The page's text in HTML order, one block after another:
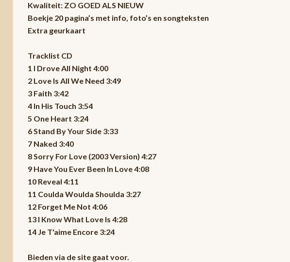
Kwaliteit: ZO GOED ALS NIEUW
Boekje 20 pagina’s met info, foto’s en songteksten
Extra geurkaart
Tracklist CD
1 I Drove All Night 4:00
2 Love Is All We Need 3:49
3 Faith 3:42
4 In His Touch 3:54
5 One Heart 3:24
6 Stand By Your Side 3:33
7 Naked 3:40
8 Sorry For Love (2003 Version) 4:27
9 Have You Ever Been In Love 4:08
10 Reveal 4:11
11 Coulda Woulda Shoulda 3:27
12 Forget Me Not 4:06
13 I Know What Love Is 4:28
14 Je T'aime Encore 3:24
Bieden via de site gaat voor.